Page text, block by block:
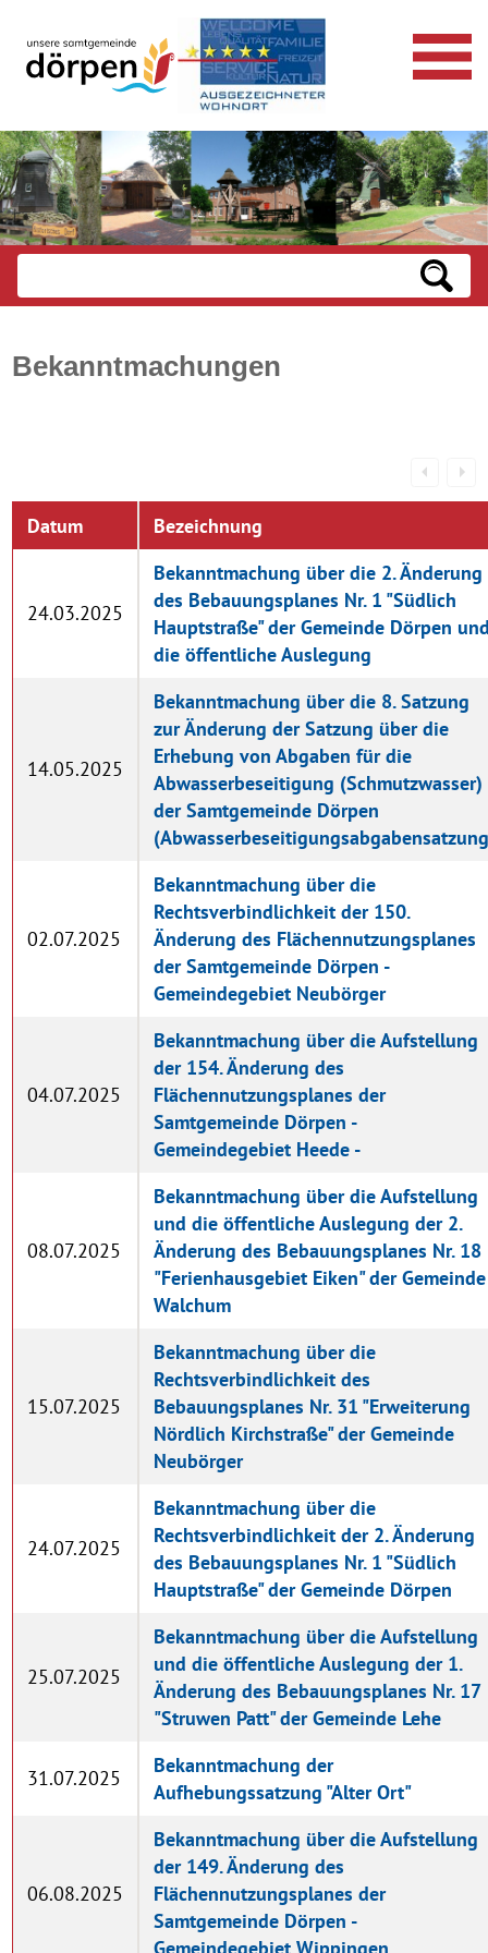
Bekanntmachungen
Datum Bezeichnung
24.03.2025
Bekanntmachung über die 2. Änderung
des Bebauungsplanes Nr. 1 "Südlich
Hauptstraße" der Gemeinde Dörpen
die öffentliche Auslegung
14.05.2025
Bekanntmachung über die 8. Satzung
zur Änderung der Satzung über die
Erhebung von Abgaben für die
Abwasserbeseitigung (Schmutzwasser)
der Samtgemeinde Dörpen
02.07.2025
Bekanntmachung über die
Rechtsverbindlichkeit der 150.
Änderung des Flächennutzungsplanes
der Samtgemeinde Dörpen -
Gemeindegebiet Neubörger
04.07.2025
Bekanntmachung über die Aufstellung
der 154. Änderung des
Flächennutzungsplanes der
Samtgemeinde Dörpen -
Gemeindegebiet Heede -
08.07.2025
Bekanntmachung über die Aufstellung
und die öffentliche Auslegung der 2.
Änderung des Bebauungsplanes Nr. 18
"Ferienhausgebiet Eiken" der Gemeinde
Walchum
15.07.2025
Bekanntmachung über die
Rechtsverbindlichkeit des
Bebauungsplanes Nr. 31 "Erweiterung
Nördlich Kirchstraße" der Gemeinde
Neubörger
24.07.2025
Bekanntmachung über die
Rechtsverbindlichkeit der 2. Änderung
des Bebauungsplanes Nr. 1 "Südlich
Hauptstraße" der Gemeinde Dörpen
25.07.2025
Bekanntmachung über die Aufstellung
und die öffentliche Auslegung der 1.
Änderung des Bebauungsplanes Nr. 17
"Struwen Patt" der Gemeinde Lehe
31.07.2025
Bekanntmachung der
Aufhebungssatzung "Alter Ort"
06.08.2025
Bekanntmachung über die Aufstellung
der 149. Änderung des
Flächennutzungsplanes der
Samtgemeinde Dörpen -